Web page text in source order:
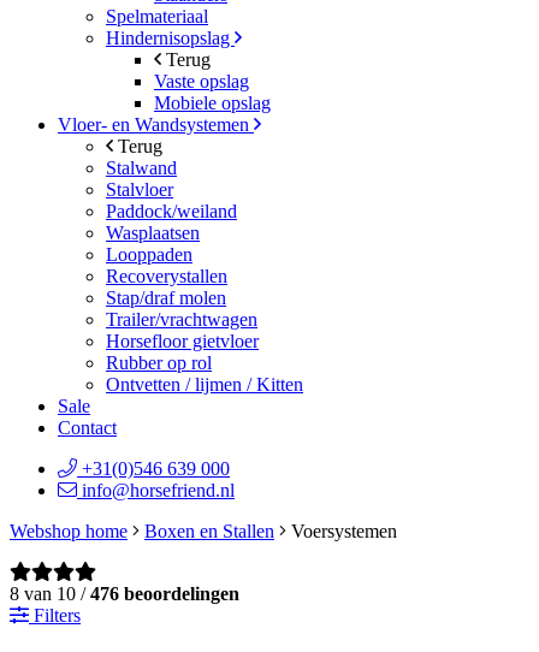
Spelmateriaal
Hindernisopslag
Terug
Vaste opslag
Mobiele opslag
Vloer- en Wandsystemen
Terug
Stalwand
Stalvloer
Paddock/weiland
Wasplaatsen
Looppaden
Recoverystallen
Stap/draf molen
Trailer/vrachtwagen
Horsefloor gietvloer
Rubber op rol
Ontvetten / lijmen / Kitten
Sale
Contact
+31(0)546 639 000
info@horsefriend.nl
Webshop home
Boxen en Stallen Voersystemen
8 van 10 /476 beoordelingen
Filters